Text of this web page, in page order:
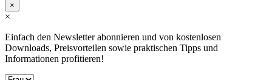
×
×
Einfach den Newsletter abonnieren und von kostenlosen
Downloads, Preisvorteilen sowie praktischen Tipps und
Informationen profitieren!